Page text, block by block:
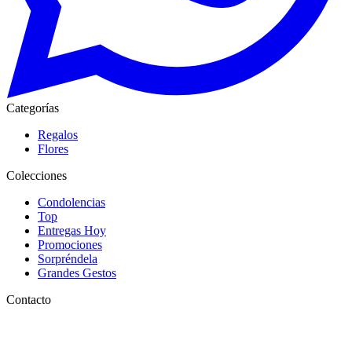
Categorías
Regalos
Flores
Colecciones
Condolencias
Top
Entregas Hoy
Promociones
Sorpréndela
Grandes Gestos
Contacto